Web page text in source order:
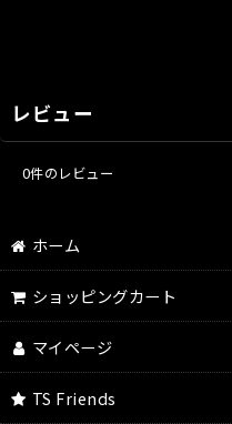
レビュー
0件のレビュー
ホーム
ショッピングカート
マイページ
TS Friends